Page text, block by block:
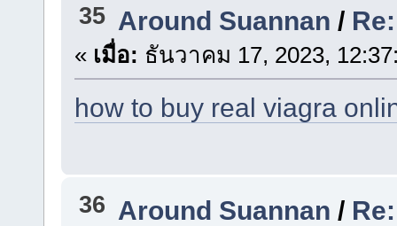
35 Around Suannan /
« เมื่อ: ธันวาคม 17, 2023,
how to buy real viagra
36 Around Suannan /